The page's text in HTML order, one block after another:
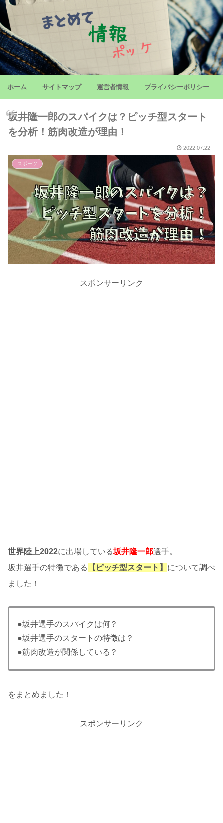
ホーム サイトマップ 運営者情報 プライバシーポリシー
坂井隆一郎のスパイクは？ピッチ型スタート
を分析！筋肉改造が理由！
2022.07.22
スポーツ
スポンサーリンク
世界陸上2022に出場している坂井隆一郎選手。
坂井選手の特徴である
【ピッチ型スタート】 について調べ
ました！
●坂井選手のスパイクは何？
●坂井選手のスタートの特徴は？
●筋肉改造が関係している？
をまとめました！
スポンサーリンク